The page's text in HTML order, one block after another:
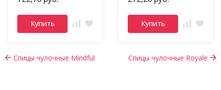
Купить Купить
Спицы чулочные Mindful Спицы чулочные Royale